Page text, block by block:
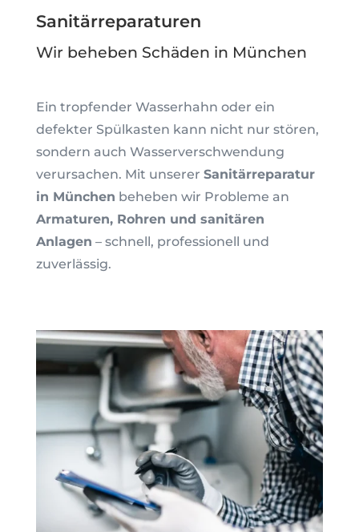
Sanitärreparaturen
Wir beheben Schäden in München
Ein tropfender Wasserhahn oder ein
defekter Spülkasten kann nicht nur stören,
sondern auch Wasserverschwendung
verursachen. Mit unserer Sanitärreparatur
in München beheben wir Probleme an
Armaturen, Rohren und sanitären
Anlagen – schnell, professionell und
zuverlässig.